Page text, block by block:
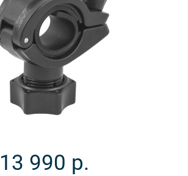
13 990 р.